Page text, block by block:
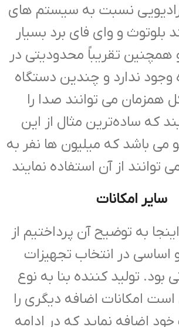
نسبت به سیستم های
بلوتوث و وای فای برد بسیار
و همچنین تقریباً محدودیتی در
وجود ندارد و چندین دستگاه
همزمان می توانند صدا را
که ساده‌ترین مثال از این
می باشد که میلیون ها نفر به
توانند از آن استفاده نمایند
سایر امکانات
به توضیح آن پرداختیم از
اساسی در انتخاب تجهیزات
تولید کننده بنا به نوع
امکانات اضافه دیگری را
اضافه نماید که در ادامه